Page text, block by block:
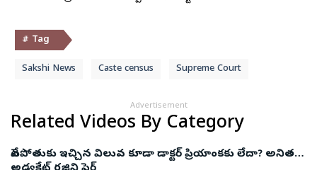
# Tag
Sakshi News Caste census Supreme Court
Advertisement
Related Videos By Category
వేటపోతుకు ఇచ్చిన విలువ కూడా డాక్టర్ ప్రియాంకకు లేదా? అనితపై